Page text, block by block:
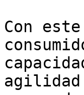
Con
agilidad